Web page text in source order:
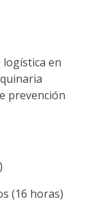
logística en
prevención
(16 horas)